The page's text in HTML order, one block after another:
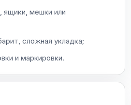
ящики, мешки или
сложная укладка;
и маркировки.